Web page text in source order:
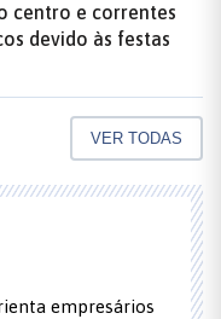
centro e correntes
devido às festas
VER TODAS
empresários